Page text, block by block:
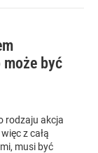
może być
rodzaju akcja
z całą
musi być